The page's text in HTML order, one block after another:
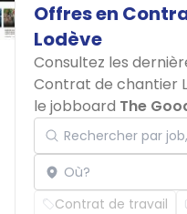
Offresen
Lodève
Consultez les
Contrat de chantier
le jobboard The
Rechercher par job,
Localisation
Contrat de travail